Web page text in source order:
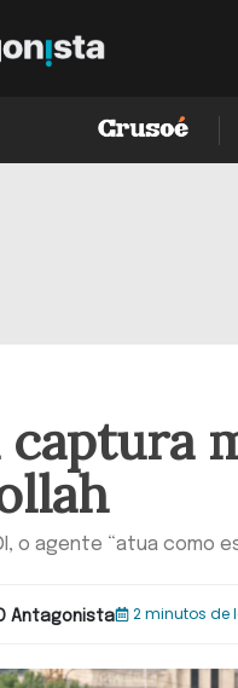
captura
o agente “atua como
Antagonista 2 minutos de